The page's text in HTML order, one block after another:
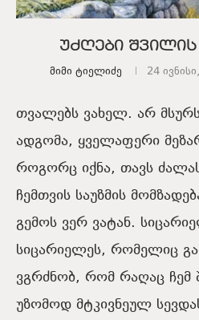
უძღები
Მიმი Ტიელიძე 24
თვალებს ვახელ. არ
ადგომა, ყველაფერი
როგორც იქნა, თავს
ჩემთვის საუზმის
გემოს ვერ ვატან.
სიცარიელეს, რომელიც
ვგრძნობ, რომ რაღაც ჩემ
უზომოდ მტკივნეულ